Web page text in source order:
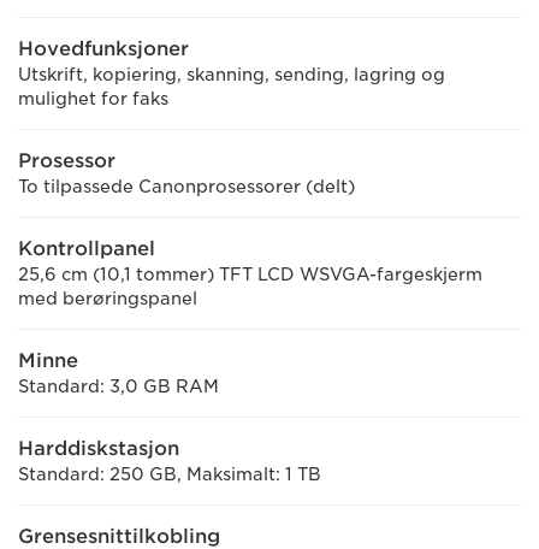
Hovedfunksjoner
Utskrift, kopiering, skanning, sending, lagring og
mulighet for faks
Prosessor
To tilpassede Canonprosessorer (delt)
Kontrollpanel
25,6 cm (10,1 tommer) TFT LCD WSVGA-fargeskjerm
med berøringspanel
Minne
Standard: 3,0 GB RAM
Harddiskstasjon
Standard: 250 GB, Maksimalt: 1 TB
Grensesnittilkobling